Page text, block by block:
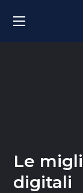
Le
digitali